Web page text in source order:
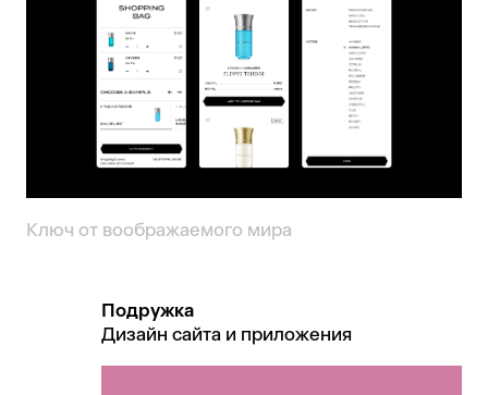
Ключ от воображаемого мира
Подружка
Дизайн сайта и приложения